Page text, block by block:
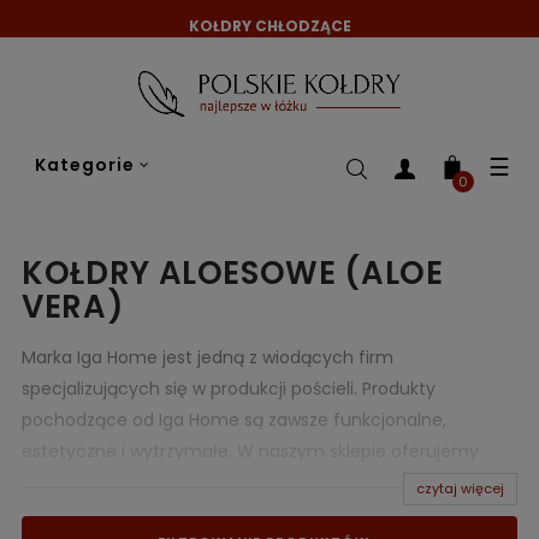
KOŁDRY CHŁODZĄCE
Kategorie ☰
0
KOŁDRY ALOESOWE (ALOE
VERA)
Marka Iga Home jest jedną z wiodących firm
specjalizujących się w produkcji pościeli. Produkty
pochodzące od Iga Home są zawsze funkcjonalne,
produkty Iga Home w doskonałych cenach, a wśród nich
rewelacyjnekołdry aloesowe w różnych wymiarach,
czytaj więcej